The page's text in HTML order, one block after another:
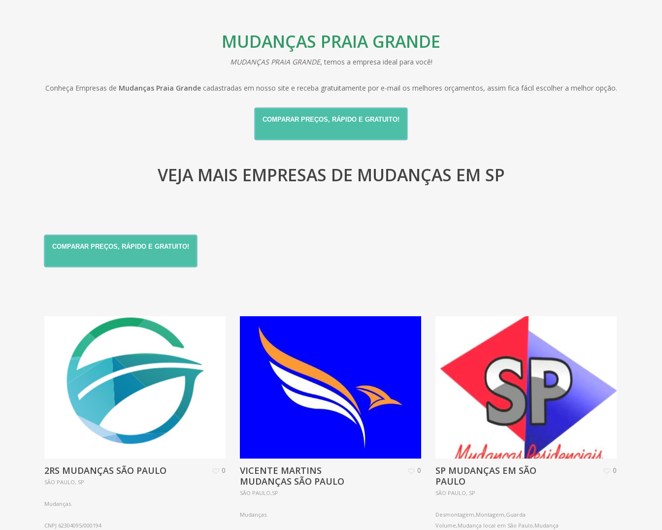
MUDANÇAS PRAIA GRANDE
MUDANÇAS PRAIA GRANDE, temos a empresa ideal para você!
Conheça Empresas de Mudanças Praia Grandecadastradas em nosso site e receba gratuitamente por e-mail os melhores orçamentos, assim fica fácil escolher a melhor opção.
COMPARAR PREÇOS, RÁPIDO E GRATUITO!
VEJA MAIS EMPRESAS DE MUDANÇAS EM SP
COMPARAR PREÇOS, RÁPIDO E GRATUITO!
2RS MUDANÇAS SÃO PAULO
SÃO PAULO, SP
Mudanças.
CNPJ 62304095/000194
0
VICENTE MARTINS
MUDANÇAS SÃO PAULO
SÃO PAULO,SP
Mudanças.
0
SP MUDANÇAS EM SÃO
PAULO
SÃO PAULO, SP
Desmontagem,Montagem,Guarda
Volume,Mudança local em São Paulo,Mudança
0